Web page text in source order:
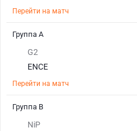
Перейти на матч
G2
ENCE
Перейти на матч
Группа A
NiP
Группа B